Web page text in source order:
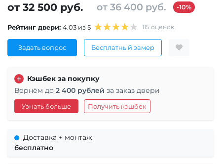
от 32 500 руб. от 36 400 руб. -10%
Рейтинг двери: 4.03 из 5 115 оценок
Задать вопрос Бесплатный замер
Кэшбек за покупку
Вернём до 2 400 рублей за заказ двери
Узнать больше Получить кэшбек
Доставка + монтаж
бесплатно